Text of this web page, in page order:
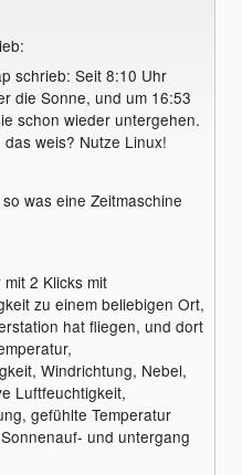
schrieb: Seit 8:10 Uhr
die Sonne, und um 16:53
schon wieder untergehen.
weis? Nutze Linux!
was eine Zeitmaschine
2 Klicks mit
zu einem beliebigen Ort,
hat fliegen, und dort
Windrichtung, Nebel,
Luftfeuchtigkeit,
gefühlte Temperatur
und untergang